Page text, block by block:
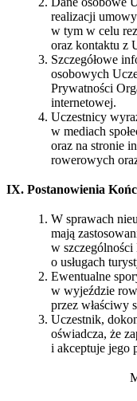
realizacji
w tym w celu
oraz kontaktu z
Szczegółowe
osobowych
Prywatności
internetowej.
Uczestnicy
w mediach
oraz na stronie
rowerowych
IX. Postanowienia
W sprawach
mają
w
o usługach
Ewentualne
w wyjeździe
przez właściwy
Uczestnik,
oświadcza, że
i akceptuje jego